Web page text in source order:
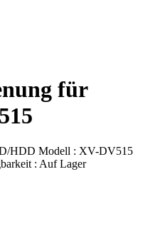
für
HDD Modell : XV-DV515
: Auf Lager